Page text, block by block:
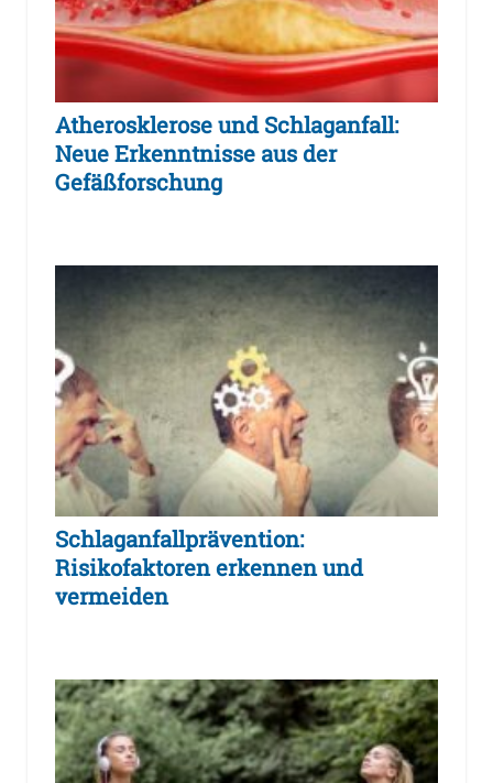
Atherosklerose und Schlaganfall:
Neue Erkenntnisse aus der
Gefäßforschung
Schlaganfallprävention:
Risikofaktoren erkennen und
vermeiden